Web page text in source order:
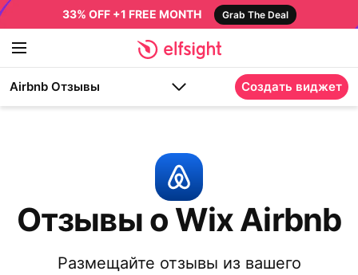
33% OFF +1 FREE MONTH Grab The Deal
Airbnb Отзывы Создать виджет
Отзывы о Wix Airbnb
Размещайте отзывы из вашего